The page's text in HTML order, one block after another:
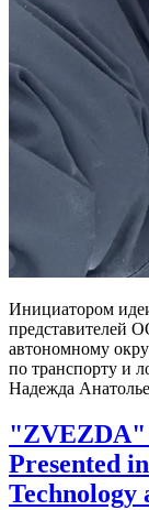
Инициатором
представителей
автономному
по транспорту и
Надежда
"ZVEZDA"
Presented
Technology